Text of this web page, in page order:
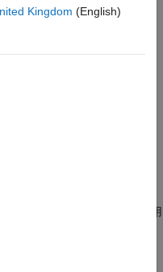
ド内で
を使用
Kingdom (English)